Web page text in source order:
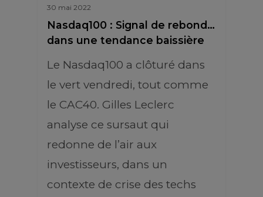
30 mai 2022
Nasdaq100 : Signal de rebond…
dans une tendance baissière
Le Nasdaq100 a clôturé dans
le vert vendredi, tout comme
le CAC40. Gilles Leclerc
analyse ce sursaut qui
redonne de l’air aux
investisseurs, dans un
contexte de crise des techs